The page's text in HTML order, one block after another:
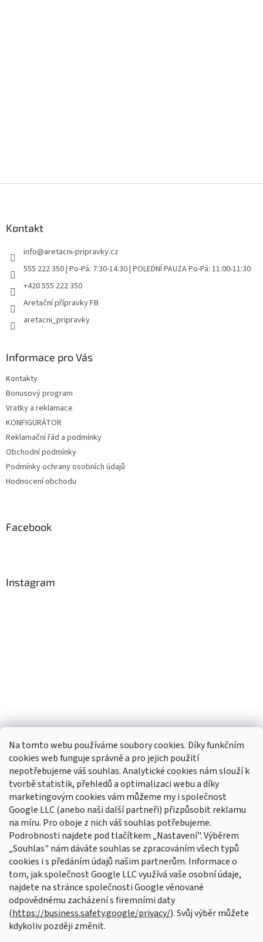
Na tomto webu používáme soubory cookies. Díky funkčním
cookies web funguje správně a pro jejich použití
nepotřebujeme váš souhlas. Analytické cookies nám slouží k
tvorbě statistik, přehledů a optimalizaci webu a díky
marketingovým cookies vám můžeme my i společnost
Google LLC (anebo naši další partneři) přizpůsobit reklamu
na míru. Pro oboje z nich váš souhlas potřebujeme.
Podrobnosti najdete pod tlačítkem „Nastavení". Výběrem
„Souhlas" nám dáváte souhlas se zpracováním všech typů
cookies i s předáním údajů našim partnerům. Informace o
tom, jak společnost Google LLC využívá vaše osobní údaje,
najdete na stránce společnosti Google věnované
odpovědnému zacházení s firemními daty
(https://business.safety.google/privacy/). Svůj výběr můžete
kdykoliv později změnit.
Kontakt
info@aretacni-pripravky.cz
555 222 350 | Po-Pá: 7:30-14:30 | POLEDNÍ PAUZA Po-Pá: 11:00-11:30
+420 555 222 350
Aretační přípravky FB
aretacni_pripravky
Informace pro Vás
Kontakty
Bonusový program
Vratky a reklamace
KONFIGURÁTOR
Reklamační řád a podmínky
Obchodní podmínky
Podmínky ochrany osobních údajů
Hodnocení obchodu
Facebook
Instagram
Sledovat na Instagramu
Odebírat newsletter
Vložte svůj e-mail a my vám budeme zasílat informace o nových
produktech na našem e-shopu.
E-mail
Vložením e-mailu souhlasíte s podmínkami ochrany osobních údajů